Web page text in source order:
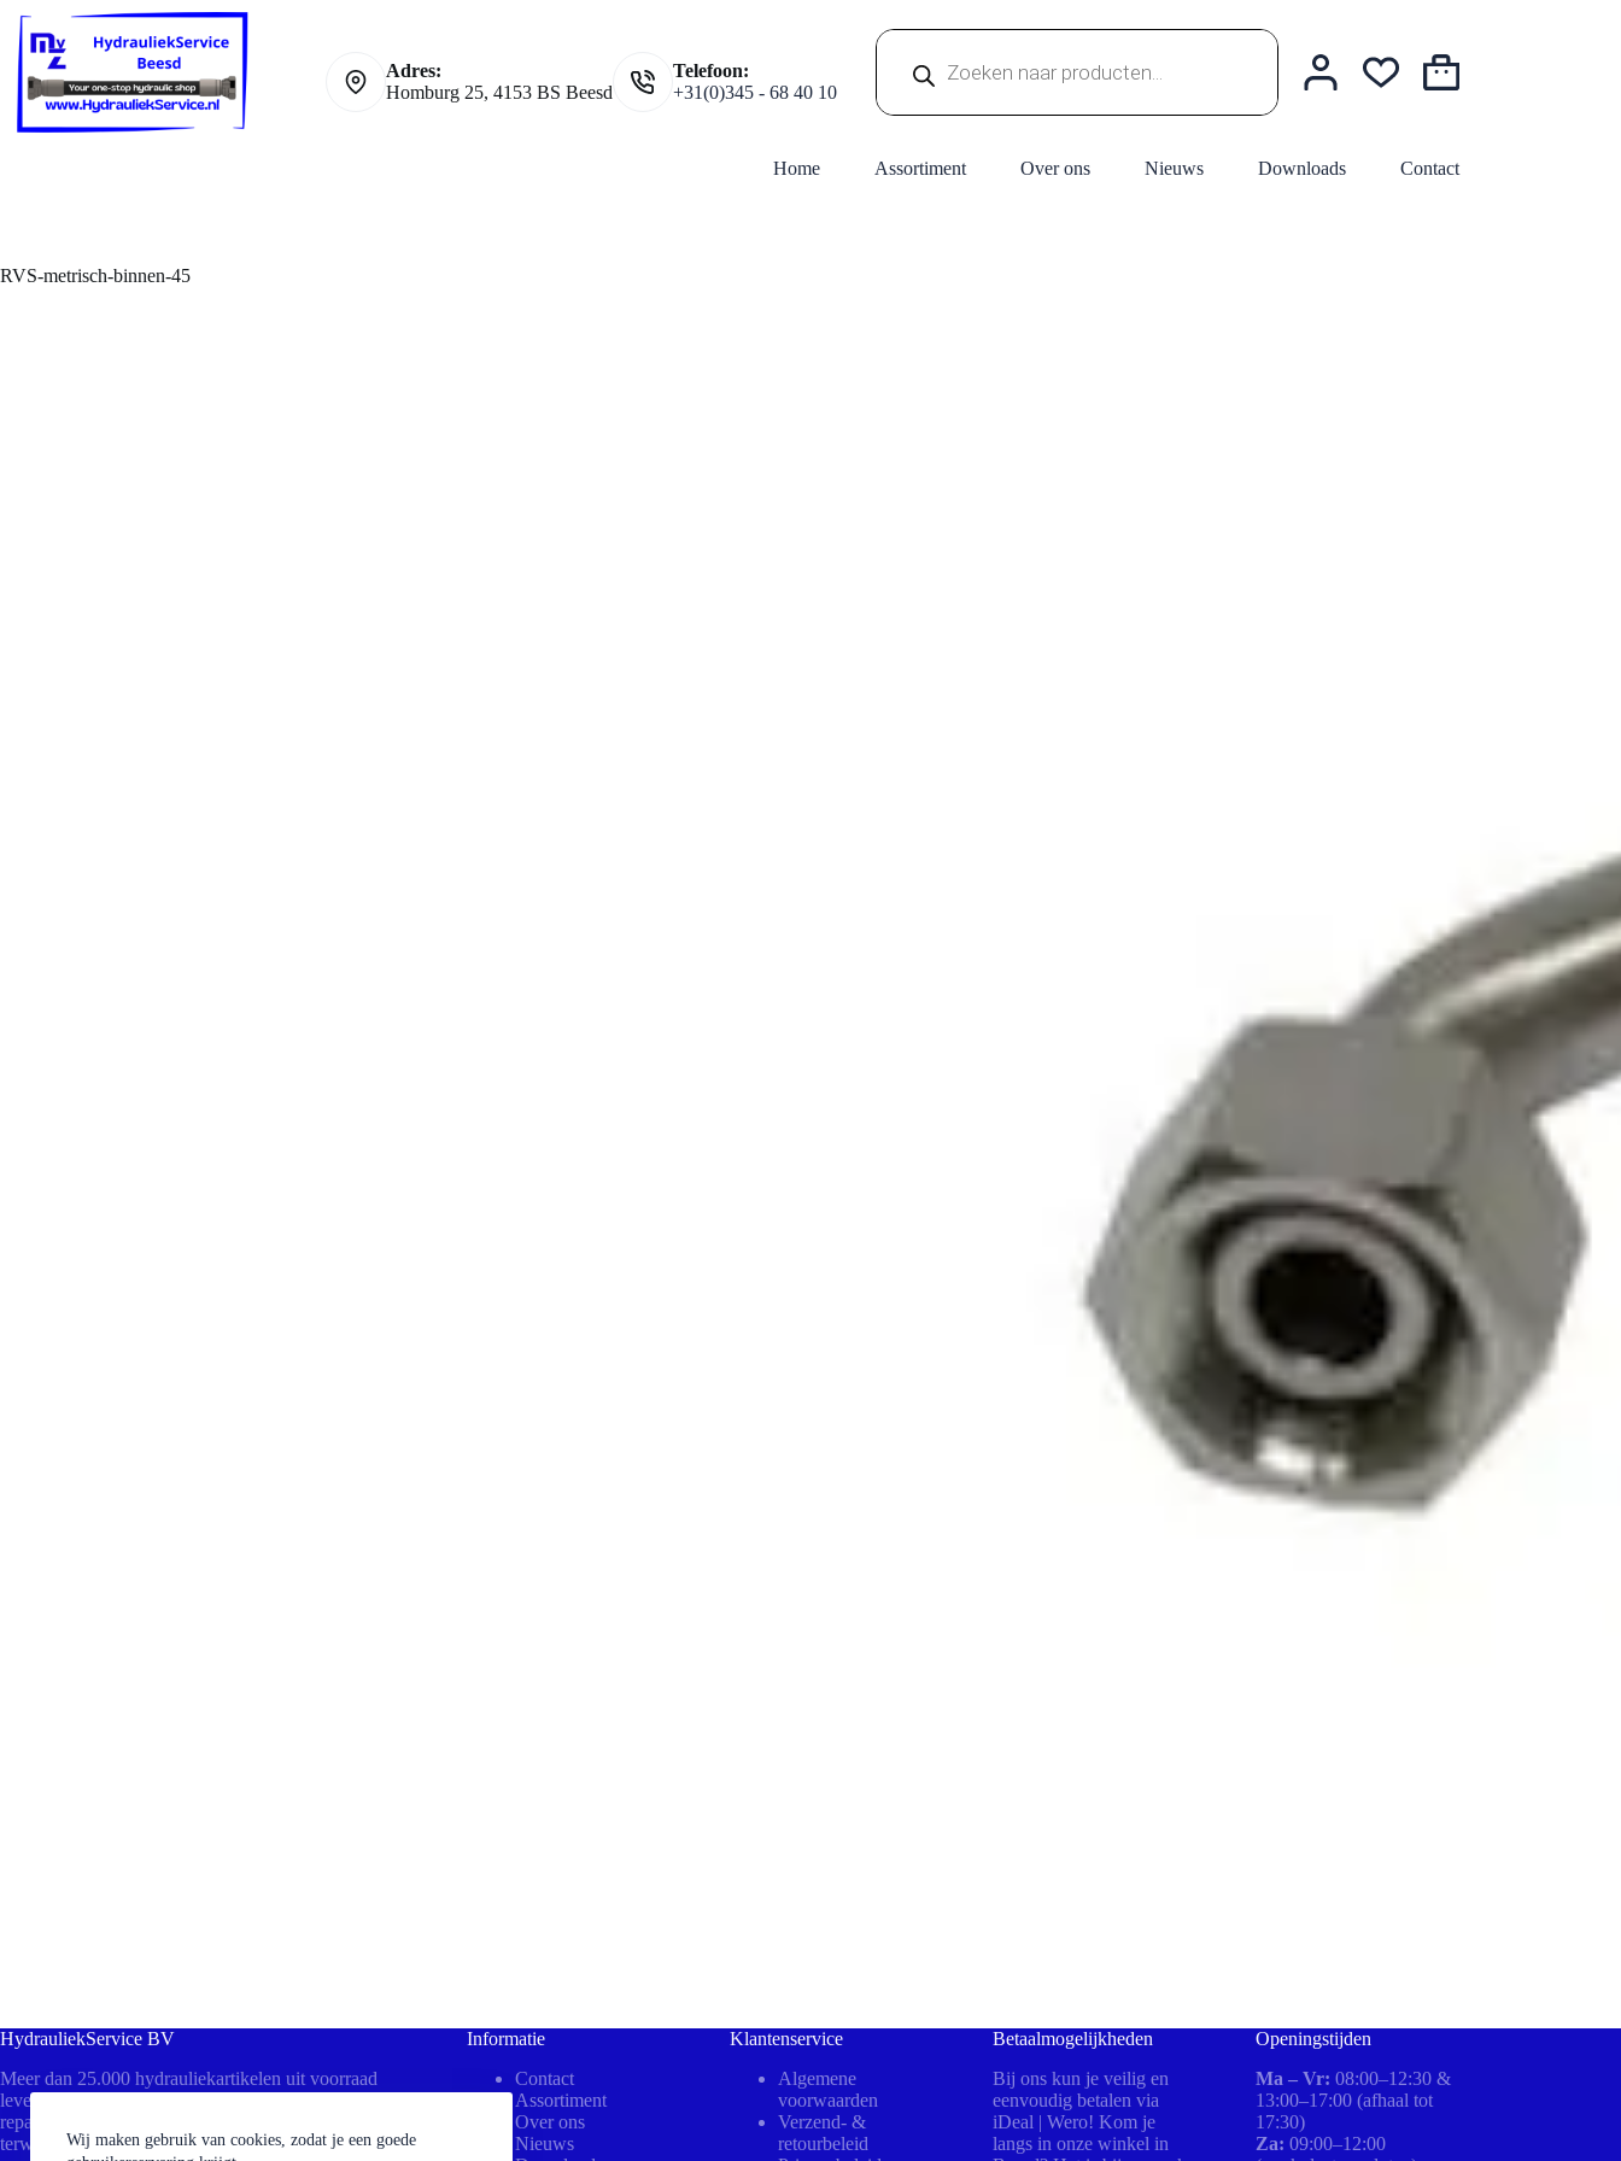
naar
inhoud
Wij maken gebruik van cookies, zodat je een goede
Adres:
Homburg 25, 4153 BS Beesd
Telefoon:
+31(0)345 - 68 40 10
zoeken
Winkelwagen
Home Assortiment Over ons Nieuws Downloads Contact
RVS-metrisch-binnen-45
HydrauliekService BV
Meer dan 25.000 hydrauliekartikelen uit voorraad
leverbaar! Bezoek ons in Beesd voor direct advies,
reparaties aan uw cilinders of het persen van slangen
terwijl u wacht.
Informatie
Contact
Assortiment
Over ons
Nieuws
Klantenservice
Algemene
voorwaarden
Verzend- &
retourbeleid
Betaalmogelijkheden
Bij ons kun je veilig en
eenvoudig betalen via
iDeal | Wero! Kom je
langs in onze winkel in
Openingstijden
Ma – Vr: 08:00–12:30 &
13:00–17:00 (afhaal tot
17:30)
Za: 09:00–12:00